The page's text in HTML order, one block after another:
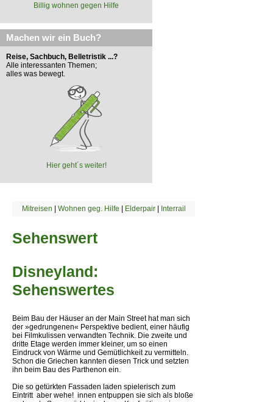
Billig wohnen gegen Hilfe
Machen wir ein Buch?
Reise, Sachbuch, Belletristik ...?
Alle interessanten Themen;
alles was bewegt.
Hier geht´s weiter!
Mitreisen | Wohnen geg. Hilfe | Elderpair| Interrail
Sehenswert
Disneyland:
Sehenswertes
Beim Bau der Häuser an der Main Street hat man sich
der »gedrungenen« Perspektive bedient, einer häufig
bei Filmkulissen verwandten Technik. Die zweite und
dritte Etage werden immer kleiner, um so einen
Eindruck von Wärme und Gemütlichkeit zu vermitteln.
Schon die Griechen kannten diesen Trick und setzten
ihn beim Bau des Parthenon ein.
Die so getürkten Fassaden laden spielerisch zum
Eintritt  aber wehe!  innen entpuppen sie sich als bloße